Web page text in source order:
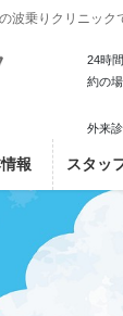
波乗りクリニック
24時
約の
外来
報 スタッ